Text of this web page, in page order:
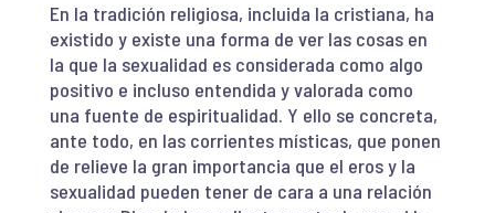
En la tradición religiosa, incluida la cristiana, ha
existido y existe una forma de ver las cosas en
la que la sexualidad es considerada como algo
positivo e incluso entendida y valorada como
una fuente de espiritualidad. Y ello se concreta,
ante todo, en las corrientes místicas, que ponen
de relieve la gran importancia que el eros y la
sexualidad pueden tener de cara a una relación